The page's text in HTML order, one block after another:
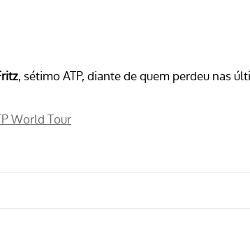
, sétimo ATP, diante de quem perdeu nas
World Tour